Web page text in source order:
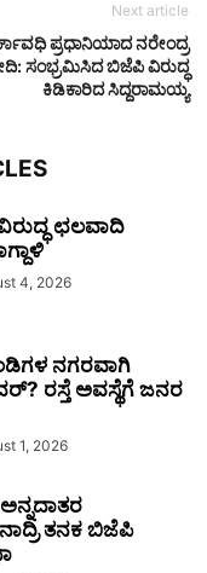
Next article
ಪ್ರಧಾನಿಯಾದ ನರೇಂದ್ರ
ಸಂಭ್ರಮಿಸಿದ ಬಿಜೆಪಿ ವಿರುದ್ಧ
ಕಿಡಿಕಾರಿದ ಸಿದ್ದರಾಮಯ್ಯ
ಛಲವಾದಿ
4, 2026
ನಗರವಾಗಿ
ರಸ್ತೆ ಅವಸ್ಥೆಗೆ ಜನರ
1, 2026
ತನಕ ಬಿಜೆಪಿ